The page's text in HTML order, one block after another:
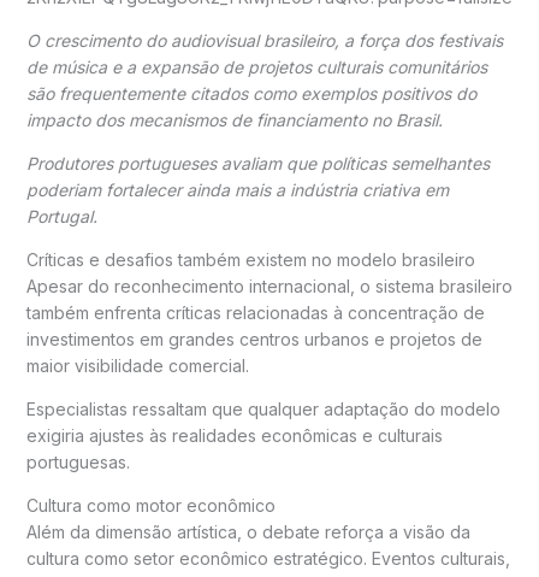
O crescimento do audiovisual brasileiro, a força dos festivais
de música e a expansão de projetos culturais comunitários
são frequentemente citados como exemplos positivos do
impacto dos mecanismos de financiamento no Brasil.
Produtores portugueses avaliam que políticas semelhantes
poderiam fortalecer ainda mais a indústria criativa em
Portugal.
Críticas e desafios também existem no modelo brasileiro
Apesar do reconhecimento internacional, o sistema brasileiro
também enfrenta críticas relacionadas à concentração de
investimentos em grandes centros urbanos e projetos de
maior visibilidade comercial.
Especialistas ressaltam que qualquer adaptação do modelo
exigiria ajustes às realidades econômicas e culturais
portuguesas.
Cultura como motor econômico
Além da dimensão artística, o debate reforça a visão da
cultura como setor econômico estratégico. Eventos culturais,